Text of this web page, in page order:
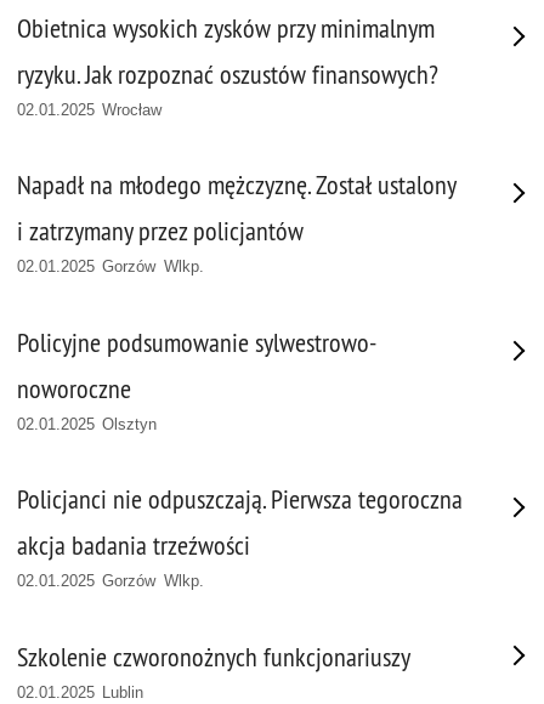
Obietnica wysokich zysków przy minimalnym
ryzyku. Jak rozpoznać oszustów finansowych?
02.01.2025 Wrocław
Napadł na młodego mężczyznę. Został ustalony
i zatrzymany przez policjantów
02.01.2025 Gorzów Wlkp.
Policyjne podsumowanie sylwestrowo-
noworoczne
02.01.2025 Olsztyn
Policjanci nie odpuszczają. Pierwsza tegoroczna
akcja badania trzeźwości
02.01.2025 Gorzów Wlkp.
Szkolenie czworonożnych funkcjonariuszy
02.01.2025 Lublin